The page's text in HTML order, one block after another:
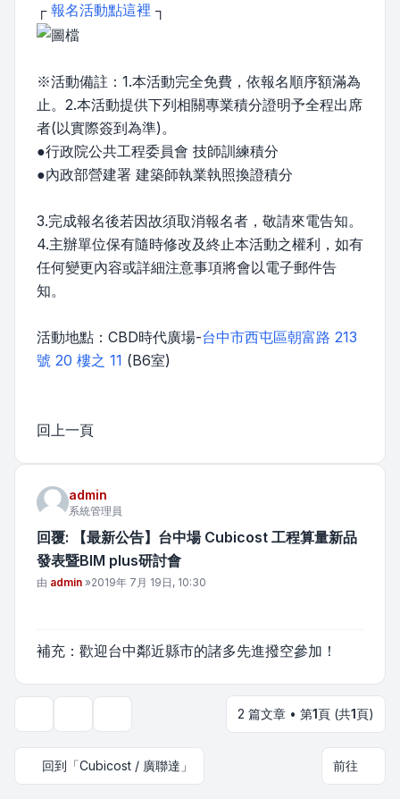
┌ 報名活動點這裡 ┐
※活動備註：1.本活動完全免費，依報名順序額滿為
止。2.本活動提供下列相關專業積分證明予全程出席
者(以實際簽到為準)。
●行政院公共工程委員會 技師訓練積分
●內政部營建署 建築師執業執照換證積分
3.完成報名後若因故須取消報名者，敬請來電告知。
4.主辦單位保有隨時修改及終止本活動之權利，如有
任何變更內容或詳細注意事項將會以電子郵件告
知。
活動地點：CBD時代廣場-台中市西屯區朝富路 213
號 20 樓之 11 (B6室)
回上一頁
admin
系統管理員
回覆: 【最新公告】台中場 Cubicost 工程算量新品
發表暨BIM plus研討會
文章
由 admin »2019年 7月 19日, 10:30
補充：歡迎台中鄰近縣市的諸多先進撥空參加！
2 篇文章 • 第1頁 (共1頁)
回到「Cubicost / 廣聯達」 前往